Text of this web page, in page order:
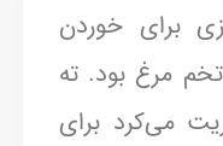
برای خوردن
مرغ بود. ته
می‌کرد برای